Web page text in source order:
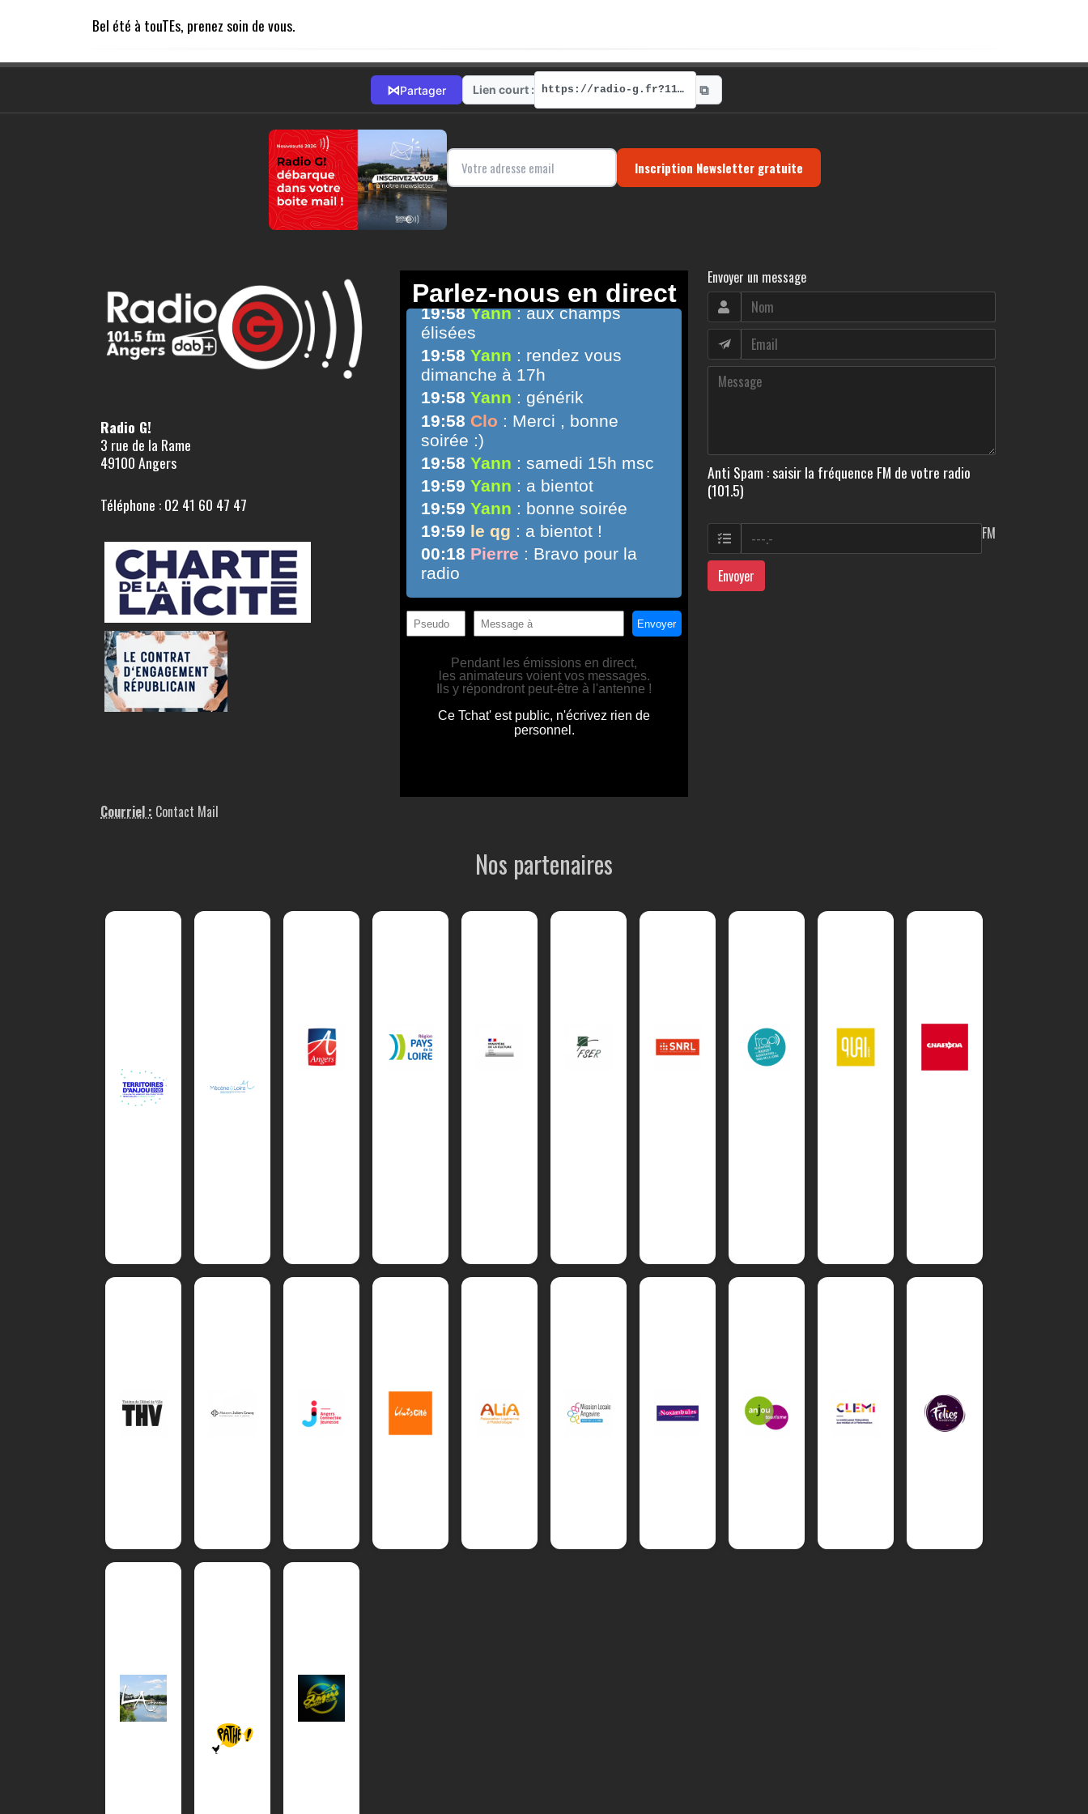
Bel été à touTEs, prenez soin de vous.
⋈Partager Lien court : https://radio-g.fr?11967 ⧉
Inscription Newsletter gratuite
Radio G!
3 rue de la Rame
49100 Angers
Téléphone : 02 41 60 47 47
Courriel : Contact Mail
Envoyer un message
Anti Spam : saisir la fréquence FM de votre radio
(101.5)
FM
Envoyer
Nos partenaires